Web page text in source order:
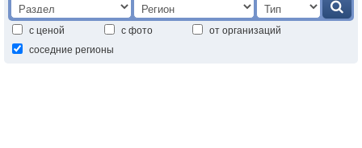
с ценой с фото
от организаций
соседние регионы